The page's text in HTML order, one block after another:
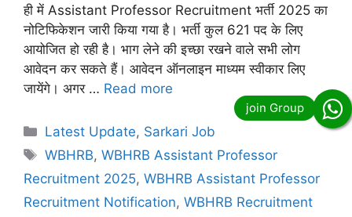
ही में Assistant Professor Recruitment भर्ती 2025 का
नोटिफिकेशन जारी किया गया है। भर्ती कुल 621 पद के लिए
आयोजित हो रही है। भाग लेने की इच्छा रखने वाले सभी लोग
आवेदन कर सकते हैं। आवेदन ऑनलाइन माध्यम स्वीकार लिए
जायेंगे। अगर … Read more
Categories
Latest Update, Sarkari Job
Tags
WBHRB,WBHRB Assistant Professor
Recruitment 2025, WBHRB Assistant Professor
Recruitment Notification, WBHRB Recruitment